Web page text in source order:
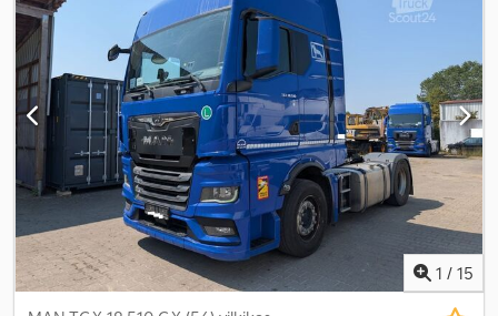
borto kompiuteris, centrinis užraktas, elektrinis langų
reguliavimas, elektriškai reguliuojamas veidrodis, kruizo
kontrolė, oro kondicionavimas, retarderis, spoileris, trauki
kontrolė, vairo stiprintuvas, šaldytuvas,
1 / 15